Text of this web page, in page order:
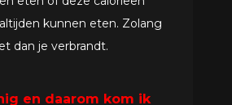
kunnen eten. Zolang
dan je verbrandt.
en daarom kom ik